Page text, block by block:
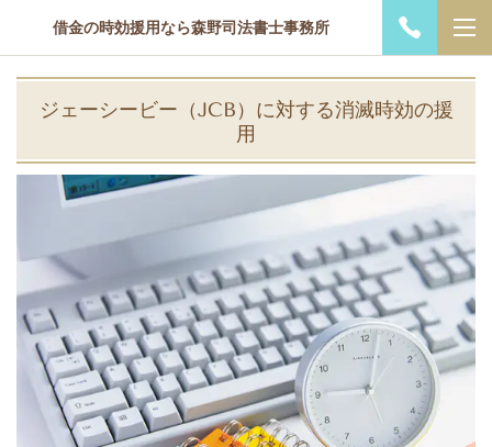
借金の時効援用なら森野司法書士事務所
ジェーシービー（JCB）に対する消滅時効の援
用